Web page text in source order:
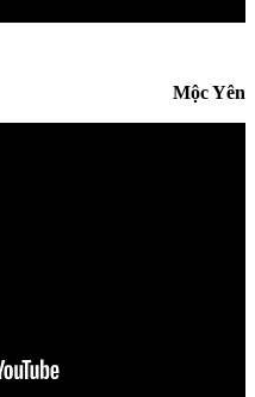
Mộc Yên